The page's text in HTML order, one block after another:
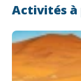
Activités